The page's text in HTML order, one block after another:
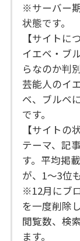
※サーバー
状態です。
【サイトに
イエベ・ブ
らなのか判
芸能人のイ
ベ、ブルベ
です。
【サイトの
テーマ、記
す。平均掲
が、1〜3位
※12月にブ
を一度削除
閲覧数、検
ます。